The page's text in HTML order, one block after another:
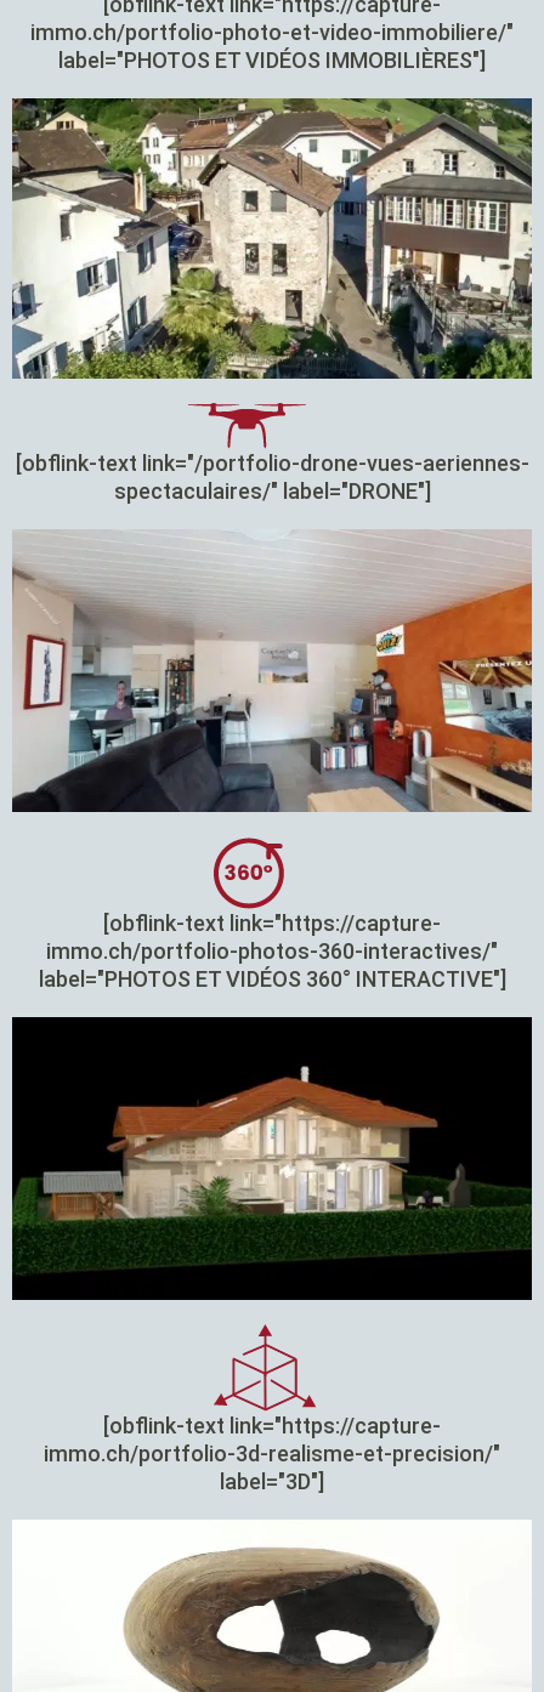
immo.ch/portfolio-photo-et-video-immobiliere/"
label="PHOTOS ET VIDÉOS IMMOBILIÈRES"]
[obflink-text link="/portfolio-drone-vues-aeriennes-
spectaculaires/" label="DRONE"]
[obflink-text link="https://capture-
immo.ch/portfolio-photos-360-interactives/"
label="PHOTOS ET VIDÉOS 360° INTERACTIVE"]
[obflink-text link="https://capture-
immo.ch/portfolio-3d-realisme-et-precision/"
label="3D"]